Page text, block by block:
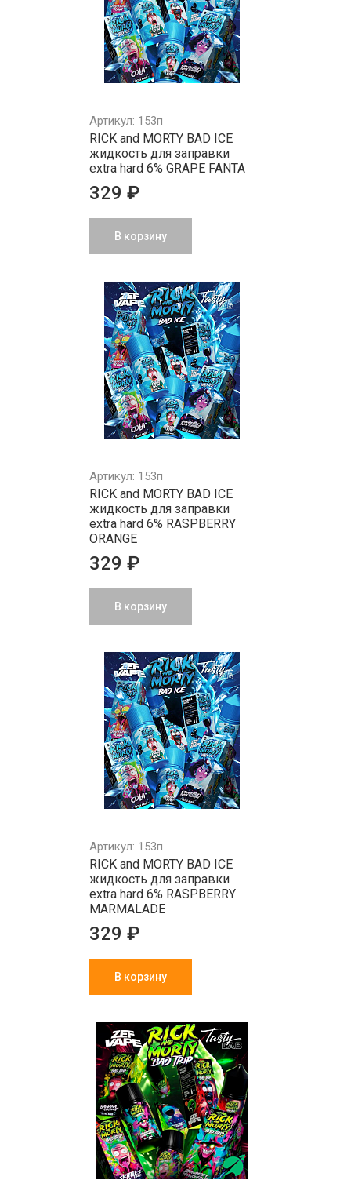
Артикул: 153п
RICK and MORTY BAD ICE
жидкость для заправки
extra hard 6% GRAPE FANTA
329 ₽
В корзину
Артикул: 153п
RICK and MORTY BAD ICE
жидкость для заправки
extra hard 6% RASPBERRY
ORANGE
329 ₽
В корзину
Артикул: 153п
RICK and MORTY BAD ICE
жидкость для заправки
extra hard 6% RASPBERRY
MARMALADE
329 ₽
В корзину